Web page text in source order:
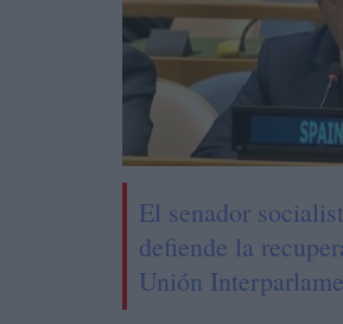
El senador
defiende la
Unión